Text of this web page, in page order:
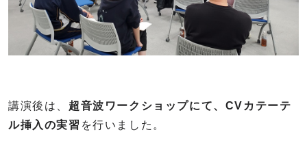
講演後は、 超音波ワークショップにて、CVカテーテ
ル挿入の実習 を行いました。